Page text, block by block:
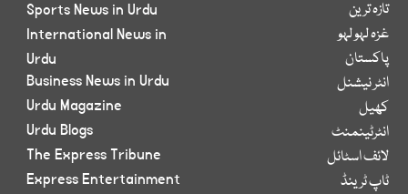
تازہ ترین
غزہ لہو لہو
پاکستان
انٹر نیشنل
کھیل
انٹرٹینمنٹ
لائف اسٹائل
ٹاپ ٹرینڈ
Sports News in Urdu
International News in
Urdu
Business News in Urdu
Urdu Magazine
Urdu Blogs
The Express Tribune
Express Entertainment